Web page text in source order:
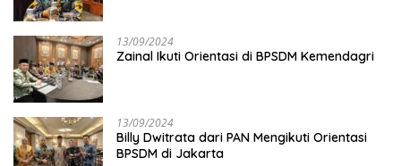
13/09/2024
Zainal Ikuti Orientasi di BPSDM Kemendagri
13/09/2024
Billy Dwitrata dari PAN Mengikuti Orientasi
BPSDM di Jakarta